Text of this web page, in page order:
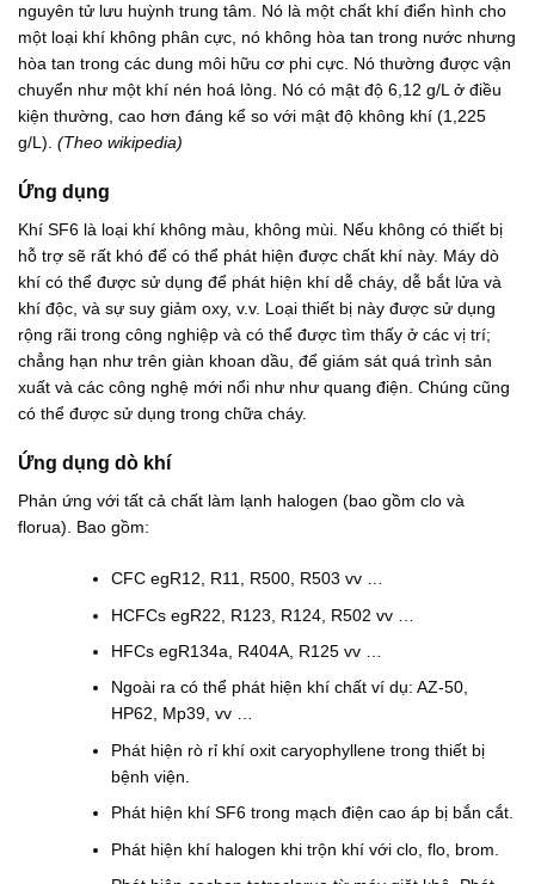
nguyên tử lưu huỳnh trung tâm. Nó là một chất khí điển hình cho
một loại khí không phân cực, nó không hòa tan trong nước nhưng
hòa tan trong các dung môi hữu cơ phi cực. Nó thường được vận
chuyển như một khí nén hoá lỏng. Nó có mật độ 6,12 g/L ở điều
kiện thường, cao hơn đáng kể so với mật độ không khí (1,225
g/L). (Theo wikipedia)
Ứng dụng
Khí SF6 là loại khí không màu, không mùi. Nếu không có thiết bị
hỗ trợ sẽ rất khó để có thể phát hiện được chất khí này. Máy dò
khí có thể được sử dụng để phát hiện khí dễ cháy, dễ bắt lửa và
khí độc, và sự suy giảm oxy, v.v. Loại thiết bị này được sử dụng
rộng rãi trong công nghiệp và có thể được tìm thấy ở các vị trí;
chẳng hạn như trên giàn khoan dầu, để giám sát quá trình sản
xuất và các công nghệ mới nổi như như quang điện. Chúng cũng
có thể được sử dụng trong chữa cháy.
Ứng dụng dò khí
Phản ứng với tất cả chất làm lạnh halogen (bao gồm clo và
florua). Bao gồm:
CFC egR12, R11, R500, R503 vv …
HCFCs egR22, R123, R124, R502 vv …
HFCs egR134a, R404A, R125 vv …
Ngoài ra có thể phát hiện khí chất ví dụ: AZ-50,
HP62, Mp39, vv …
Phát hiện rò rỉ khí oxit caryophyllene trong thiết bị
bệnh viện.
Phát hiện khí SF6 trong mạch điện cao áp bị bắn cắt.
Phát hiện khí halogen khi trộn khí với clo, flo, brom.